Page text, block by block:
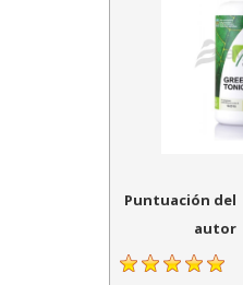
Puntuación del
autor